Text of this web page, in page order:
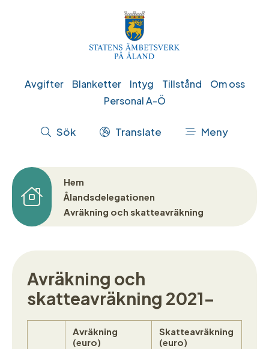
Genvägar
Avgifter Blanketter Intyg Tillstånd
Om oss
Personal A-Ö
Åtgärdsmeny
Sök Translate Meny
Länkstig
Hem
Ålandsdelegationen
Avräkning och skatteavräkning
Avräkning och
skatteavräkning 2021-
Avräkning
(euro)
Skatteavräkning
(euro)